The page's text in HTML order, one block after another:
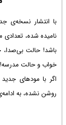
نامیده شده،
باشد! حالت بی‌صدا،
خواب و حالت مدرسه!
اگر با مودهای جدید
روشن نشده، به